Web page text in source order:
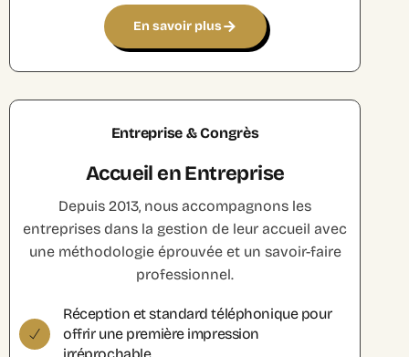
En savoir plus
Entreprise & Congrès
Accueil en Entreprise
Depuis 2013, nous accompagnons les
entreprises dans la gestion de leur accueil avec
une méthodologie éprouvée et un savoir-faire
professionnel.
Réception et standard téléphonique pour
offrir une première impression